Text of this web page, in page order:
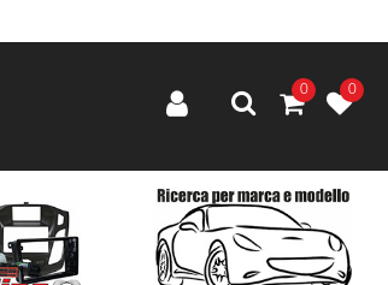
0 0